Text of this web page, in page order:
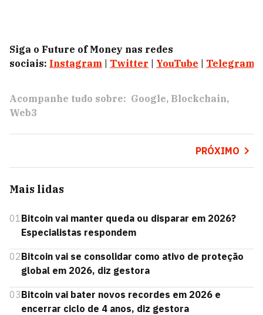
Siga o Future of Money nas redes
sociais: Instagram Twitter YouTube Telegram
Acompanhe tudo sobre: Google Blockchain
Web3
PRÓXIMO
Mais lidas
01Bitcoin vai manter queda ou disparar em 2026?
Especialistas respondem
02Bitcoin vai se consolidar como ativo de proteção
global em 2026, diz gestora
03Bitcoin vai bater novos recordes em 2026 e
encerrar ciclo de 4 anos, diz gestora